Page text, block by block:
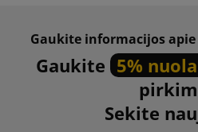
Gaukite informacijos
Gaukite 5%
Sekite